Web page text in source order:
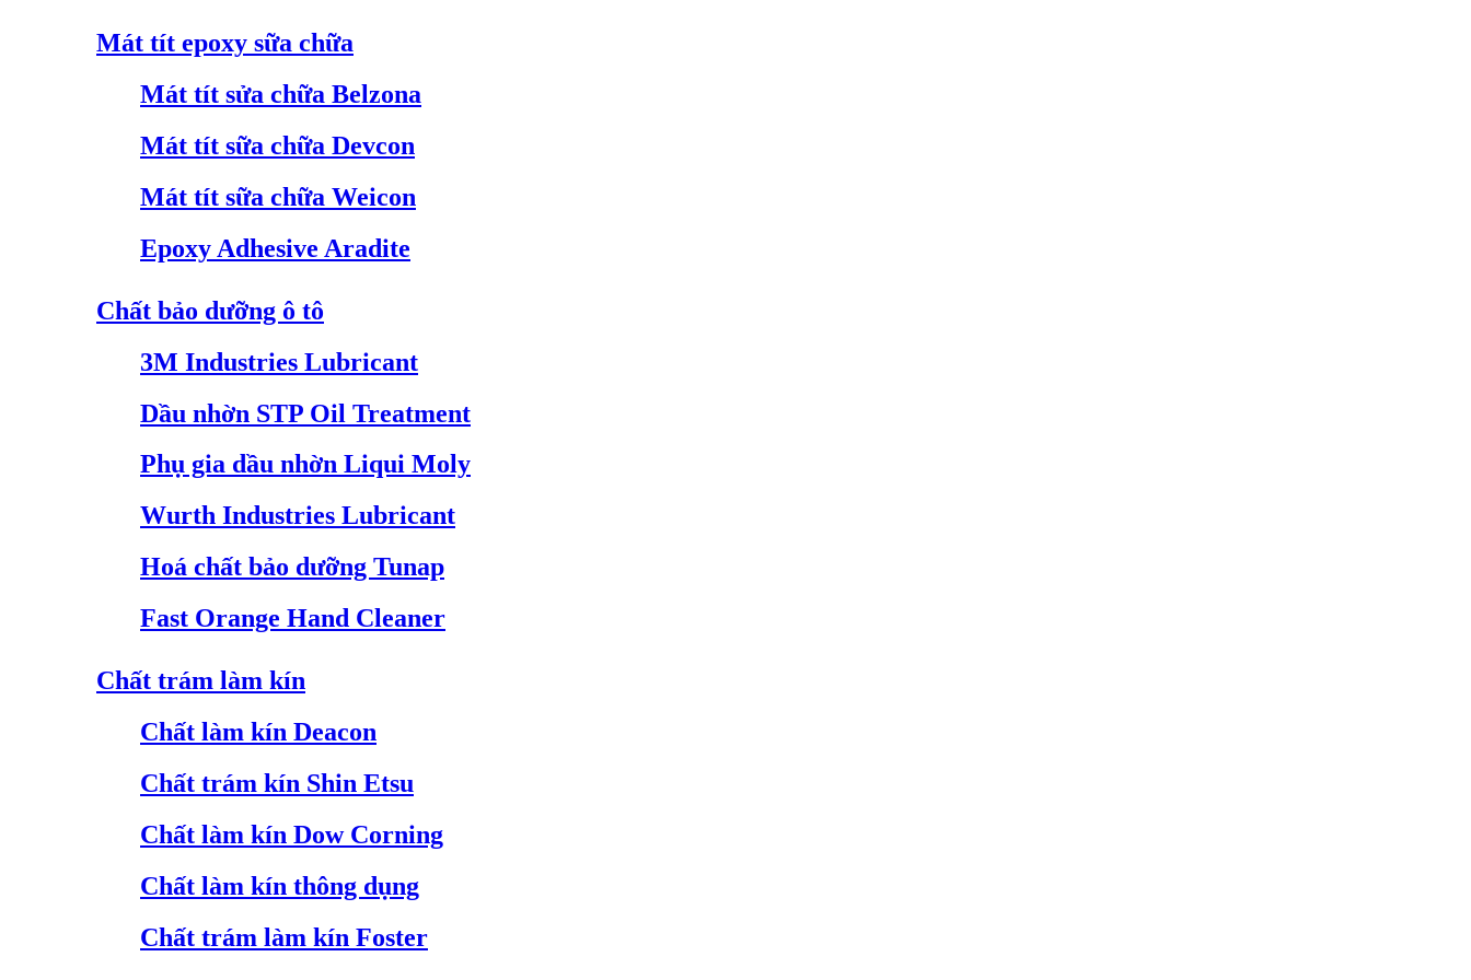
Mát tít epoxy sữa chữa
Mát tít sửa chữa Belzona
Mát tít sữa chữa Devcon
Mát tít sữa chữa Weicon
Epoxy Adhesive Aradite
Chất bảo dưỡng ô tô
3M Industries Lubricant
Dầu nhờn STP Oil Treatment
Phụ gia dầu nhờn Liqui Moly
Wurth Industries Lubricant
Hoá chất bảo dưỡng Tunap
Fast Orange Hand Cleaner
Chất trám làm kín
Chất làm kín Deacon
Chất trám kín Shin Etsu
Chất làm kín Dow Corning
Chất làm kín thông dụng
Chất trám làm kín Foster